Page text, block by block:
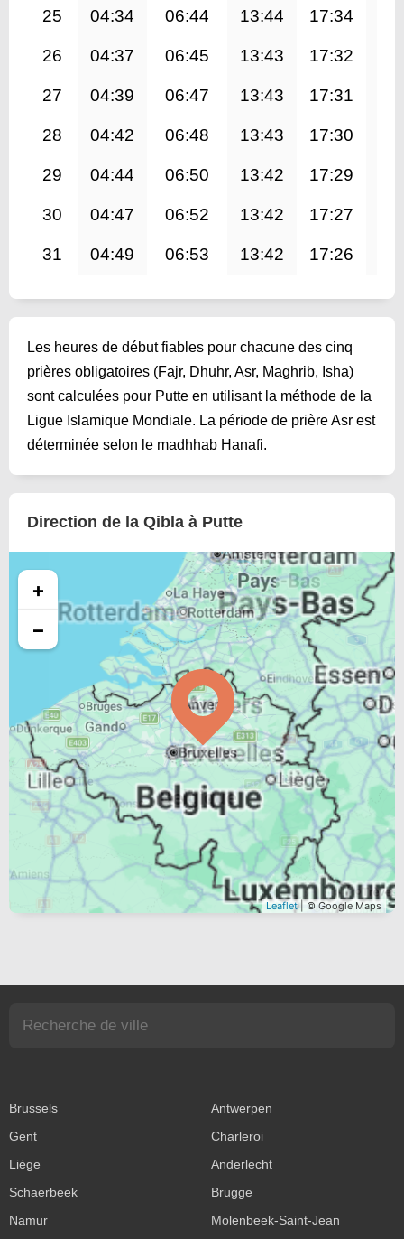
25 04:34 06:44 13:44 17:34
26 04:37 06:45 13:43 17:32
27 04:39 06:47 13:43 17:31
28 04:42 06:48 13:43 17:30
29 04:44 06:50 13:42 17:29
30 04:47 06:52 13:42 17:27
31 04:49 06:53 13:42 17:26
Les heures de début fiables pour chacune des cinq
prières obligatoires (Fajr, Dhuhr, Asr, Maghrib, Isha)
sont calculées pour Putte en utilisant la méthode de la
Ligue Islamique Mondiale. La période de prière Asr est
déterminée selon le madhhab Hanafi.
Direction de la Qibla à Putte
+
−
Leaflet| © Google Maps
Brussels
Antwerpen
Gent
Charleroi
Liège
Anderlecht
Schaerbeek
Brugge
Namur
Molenbeek-Saint-Jean